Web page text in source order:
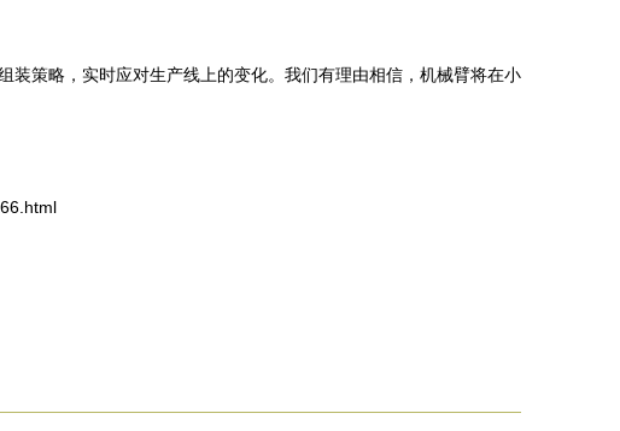
策略，实时应对生产线上的变化。我们有理由相信，机械臂将在小